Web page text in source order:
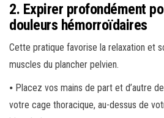
2. Expirer profondément
douleurs hémorroïdaires
Cette pratique favorise la relaxation et
muscles du plancher pelvien.
⦁ Placez vos mains de part et d’autre
votre cage thoracique, au-dessus de